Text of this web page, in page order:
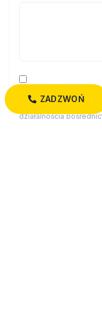
Wyrażam zgodę na
przez firmę Dobry
działalnością
ZADZWOŃ